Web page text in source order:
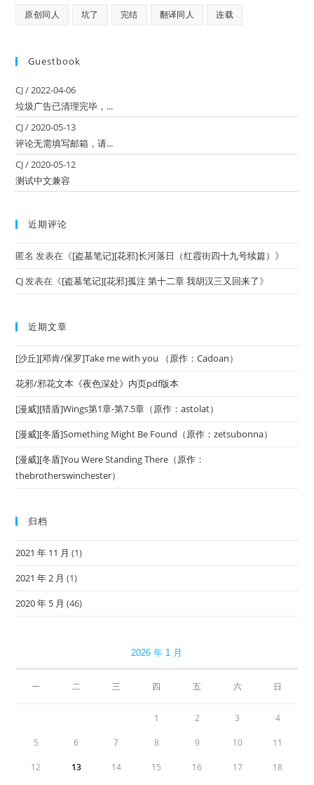
原创同人 坑了 完结 翻译同人 连载
Guestbook
CJ/2022-04-06
垃圾广告已清理完毕，...
CJ/2020-05-13
评论无需填写邮箱，请...
CJ/2020-05-12
测试中文兼容
近期评论
匿名 发表在《[盗墓笔记][花邪]长河落日（红霞街四十九号续篇） 》
CJ发表在《[盗墓笔记][花邪]孤注 第十二章 我胡汉三又回来了》
近期文章
[沙丘][邓肯/保罗]Take me with you （原作：Cadoan）
花邪/邪花文本《夜色深处》内页pdf版本
[漫威][猎盾]Wings第1章-第7.5章（原作：astolat）
[漫威][冬盾]Something Might Be Found（原作：zetsubonna）
[漫威][冬盾]You Were Standing There（原作：
thebrotherswinchester）
归档
2021 年 11 月 (1)
2021 年 2 月 (1)
2020 年 5 月 (46)
2026 年 1 月
一 二 三 四 五 六 日
1 2 3 4
5 6 7 8 9 10 11
12 13 14 15 16 17 18